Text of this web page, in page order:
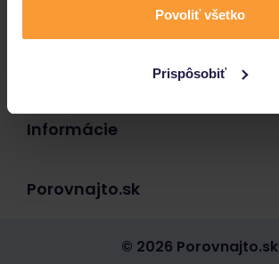
Povoliť všetko
Prispôsobiť
Informácie
Porovnajto.sk
© 2026 Porovnajto.sk